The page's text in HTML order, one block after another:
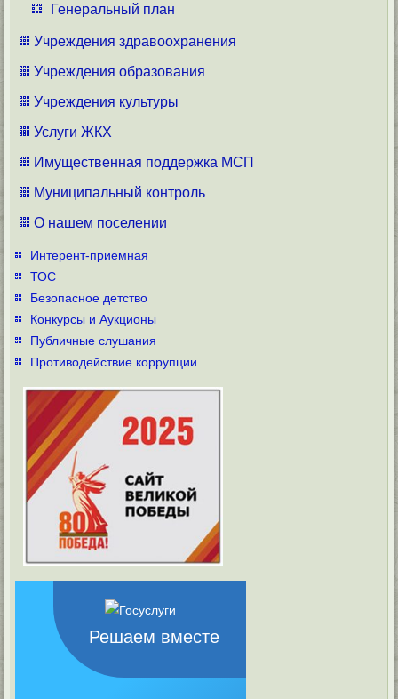
Генеральный план
Учреждения здравоохранения
Учреждения образования
Учреждения культуры
Услуги ЖКХ
Имущественная поддержка МСП
Муниципальный контроль
О нашем поселении
Интерент-приемная
ТОС
Безопасное детство
Конкурсы и Аукционы
Публичные слушания
Противодействие коррупции
Решаем вместе